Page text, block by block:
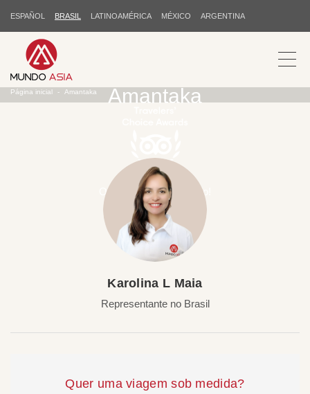
ESPAÑOL BRASIL LATINOAMÉRICA MÉXICO ARGENTINA
Amantaka
Página inicial Amantaka
Obrigado pelo seu apoio!
Karolina L Maia
Representante no Brasil
Quer uma viagem sob medida?